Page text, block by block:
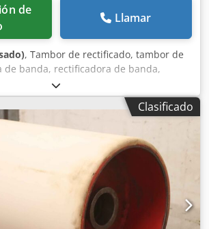
Llamar
, Tambor de rectificado, tambor de
de banda, rectificadora de banda,
lijadora de tambor, rodillos de cinta
de transporte, rodillos de
transportador de rodillos,
Ah Dor -Fabricante: KED
de rectificado, ancho del tambor
Ø 300 mm -Agujero: Ø 77 x 500 mm -
disponible -Dimensiones:Ø 300 x 530
Clasificado